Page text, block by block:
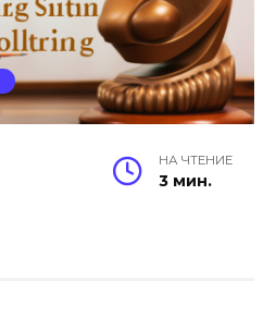
НА ЧТЕНИЕ
3 мин.